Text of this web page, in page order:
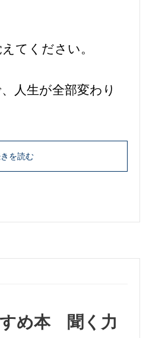
てください。
人生が全部変わり
を読む
め本 聞く力